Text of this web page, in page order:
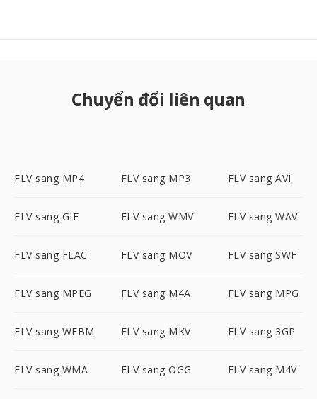
Chuyển đổi liên quan
FLV sang MP4 FLV sang MP3 FLV sang AVI
FLV sang GIF FLV sang WMV FLV sang WAV
FLV sang FLAC FLV sang MOV FLV sang SWF
FLV sang MPEG FLV sang M4A FLV sang MPG
FLV sang WEBM FLV sang MKV FLV sang 3GP
FLV sang WMA FLV sang OGG FLV sang M4V